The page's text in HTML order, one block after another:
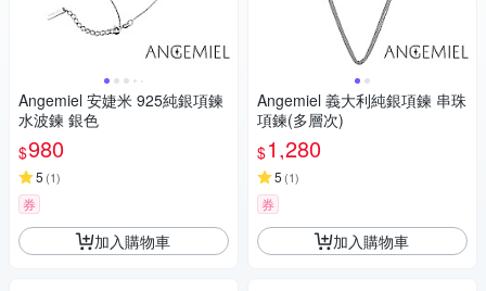
Angemiel 安婕米 925純銀項鍊
水波鍊 銀色
$980
5 (1)
券
加入購物車
Angemiel 義大利純銀項鍊 串珠
項鍊(多層次)
$1,280
5 (1)
券
加入購物車